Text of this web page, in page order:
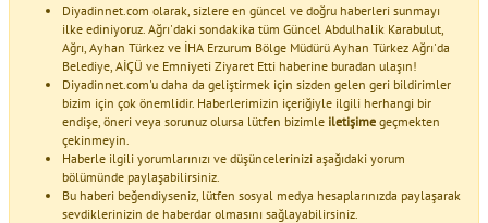
Diyadinnet.com olarak, sizlere en güncel ve doğru haberleri sunmayı
ilke ediniyoruz. Ağrı'daki sondakika tüm Güncel Abdulhalik Karabulut,
Ağrı, Ayhan Türkez ve İHA Erzurum Bölge Müdürü Ayhan Türkez Ağrı'da
Belediye, AİÇÜ ve Emniyeti Ziyaret Etti haberine buradan ulaşın!
Diyadinnet.com'u daha da geliştirmek için sizden gelen geri bildirimler
bizim için çok önemlidir. Haberlerimizin içeriğiyle ilgili herhangi bir
endişe, öneri veya sorunuz olursa lütfen bizimle iletişime geçmekten
çekinmeyin.
Haberle ilgili yorumlarınızı ve düşüncelerinizi aşağıdaki yorum
bölümünde paylaşabilirsiniz.
Bu haberi beğendiyseniz, lütfen sosyal medya hesaplarınızda paylaşarak
sevdiklerinizin de haberdar olmasını sağlayabilirsiniz.